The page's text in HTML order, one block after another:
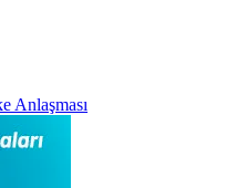
Anlaşması